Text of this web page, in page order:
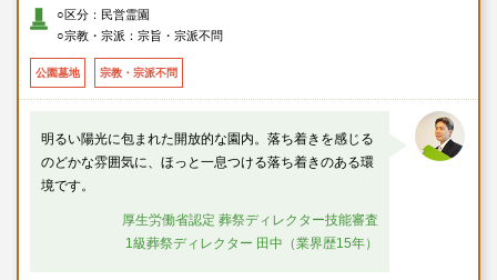
○徒歩
り「京急ニュータウン」行バスに乗車いただき、「港南プラザ」バス停で
下車し徒歩約12分。
・市営地下鉄ブルーライン「上永谷」駅より「洋光台駅」行、「港南台
駅」行、「上永谷駅前」循環バスのいずれかにご乗車いただき、「深田
橋」バス停で下車し徒歩約12分。
田橋」バス停で下車し徒歩約12分。
・JR根岸線「港南台」駅より「港南車庫前」行バスにご乗車いただき、
「藤ヶ沢」バス停で下車し徒歩約13分。
○区分：民営霊園
○宗教・宗派：宗旨・宗派不問
公園墓地 宗教・宗派不問
明るい陽光に包まれた開放的な園内。落ち着きを感じる
のどかな雰囲気に、ほっと一息つける落ち着きのある環
境です。
厚生労働省認定 葬祭ディレクター技能審査
1級葬祭ディレクター 田中（業界歴15年）